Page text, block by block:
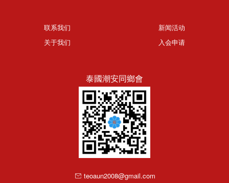
联系我们
关于我们
新闻活动
入会申请
泰國潮安同鄉會
teoaun2008@gmail.com